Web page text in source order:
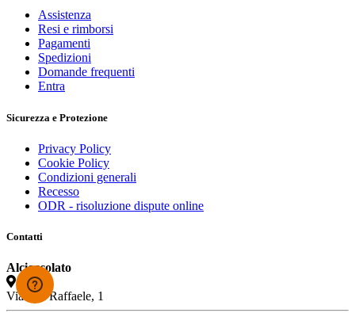
Assistenza
Resi e rimborsi
Pagamenti
Spedizioni
Domande frequenti
Entra
Sicurezza e Protezione
Privacy Policy
Cookie Policy
Condizioni generali
Recesso
ODR - risoluzione dispute online
Contatti
Alcioccolato
Via San Raffaele, 1